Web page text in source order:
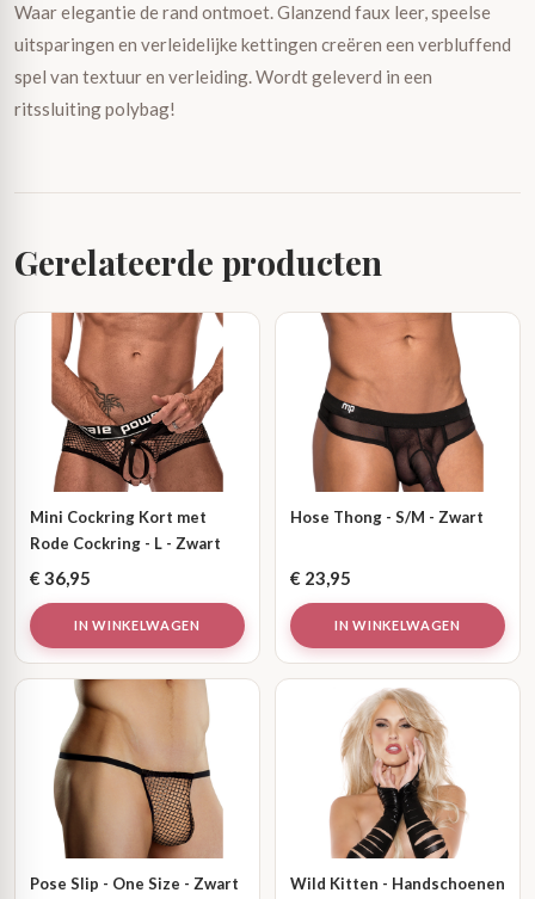
Waar elegantie de rand ontmoet. Glanzend faux leer, speelse
uitsparingen en verleidelijke kettingen creëren een verbluffend
spel van textuur en verleiding. Wordt geleverd in een
ritssluiting polybag!
Gerelateerde producten
Mini Cockring Kort met
Rode Cockring - L - Zwart
€ 36,95
IN WINKELWAGEN
Hose Thong - S/M - Zwart
€ 23,95
IN WINKELWAGEN
Pose Slip - One Size - Zwart
Wild Kitten - Handschoenen